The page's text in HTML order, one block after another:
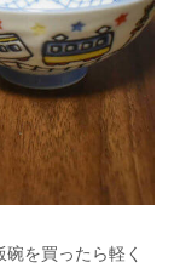
を買ったら軽く